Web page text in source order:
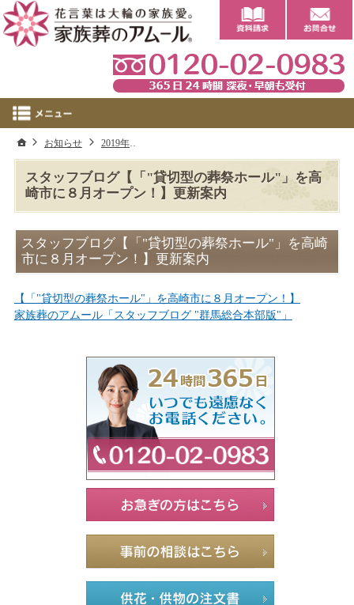
スタッフブログ【「"貸切型の葬祭ホール"」を高
崎市に８月オープン！】更新案内
スタッフブログ【「"貸切型の葬祭ホール"」を高崎
市に８月オープン！】更新案内
【「"貸切型の葬祭ホール"」を高崎市に８月オープン！】
家族葬のアムール「スタッフブログ "群馬総合本部版"」
ホーム
お知らせ 2019年